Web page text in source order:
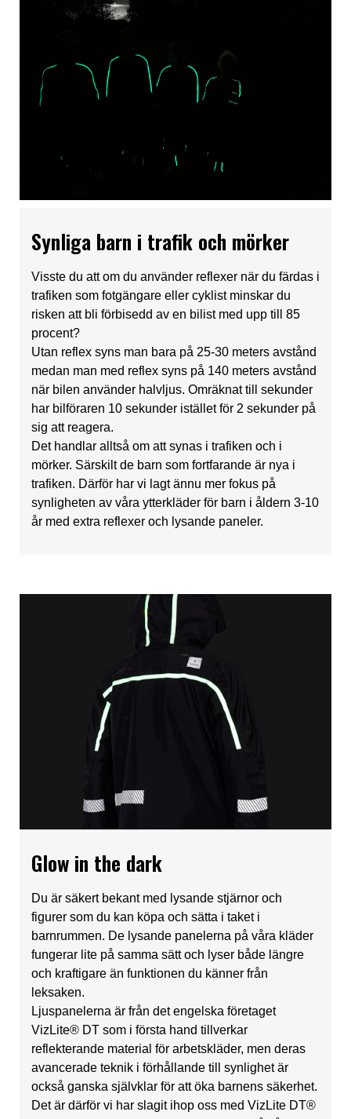
Synliga barn i trafik och mörker
Visste du att om du använder reflexer när du färdas i
trafiken som fotgängare eller cyklist minskar du
risken att bli förbisedd av en bilist med upp till 85
procent?
Utan reflex syns man bara på 25-30 meters avstånd
medan man med reflex syns på 140 meters avstånd
när bilen använder halvljus. Omräknat till sekunder
har bilföraren 10 sekunder istället för 2 sekunder på
sig att reagera.
Det handlar alltså om att synas i trafiken och i
mörker. Särskilt de barn som fortfarande är nya i
trafiken. Därför har vi lagt ännu mer fokus på
synligheten av våra ytterkläder för barn i åldern 3-10
år med extra reflexer och lysande paneler.
Glow in the dark
Du är säkert bekant med lysande stjärnor och
figurer som du kan köpa och sätta i taket i
barnrummen. De lysande panelerna på våra kläder
fungerar lite på samma sätt och lyser både längre
och kraftigare än funktionen du känner från
leksaken.
Ljuspanelerna är från det engelska företaget
VizLite® DT som i första hand tillverkar
reflekterande material för arbetskläder, men deras
avancerade teknik i förhållande till synlighet är
också ganska självklar för att öka barnens säkerhet.
Det är därför vi har slagit ihop oss med VizLite DT®